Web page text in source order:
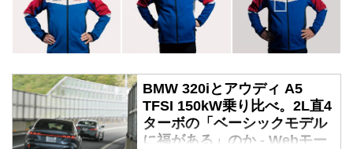
BMW 320iとアウディ A5
TFSI 150kW乗り比べ。2L直4
ターボの「ベーシックモデル
に福がある」のか - Webモー